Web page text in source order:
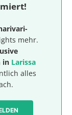
mehr.
in Larissa
alles